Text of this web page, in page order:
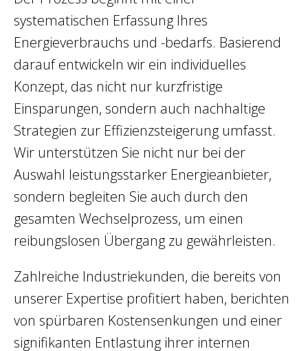
systematischen Erfassung Ihres
Energieverbrauchs und -bedarfs. Basierend
darauf entwickeln wir ein individuelles
Konzept, das nicht nur kurzfristige
Einsparungen, sondern auch nachhaltige
Strategien zur Effizienzsteigerung umfasst.
Wir unterstützen Sie nicht nur bei der
Auswahl leistungsstarker Energieanbieter,
sondern begleiten Sie auch durch den
gesamten Wechselprozess, um einen
reibungslosen Übergang zu gewährleisten.
Zahlreiche Industriekunden, die bereits von
unserer Expertise profitiert haben, berichten
von spürbaren Kostensenkungen und einer
signifikanten Entlastung ihrer internen